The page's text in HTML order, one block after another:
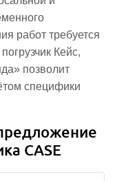
работ требуется
Кейс,
позволит
специфики
CASE